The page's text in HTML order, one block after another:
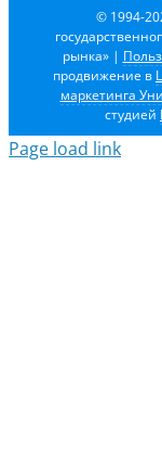
© 1994-
рынка» |
продвижение в
маркетинга
студией
Page load link